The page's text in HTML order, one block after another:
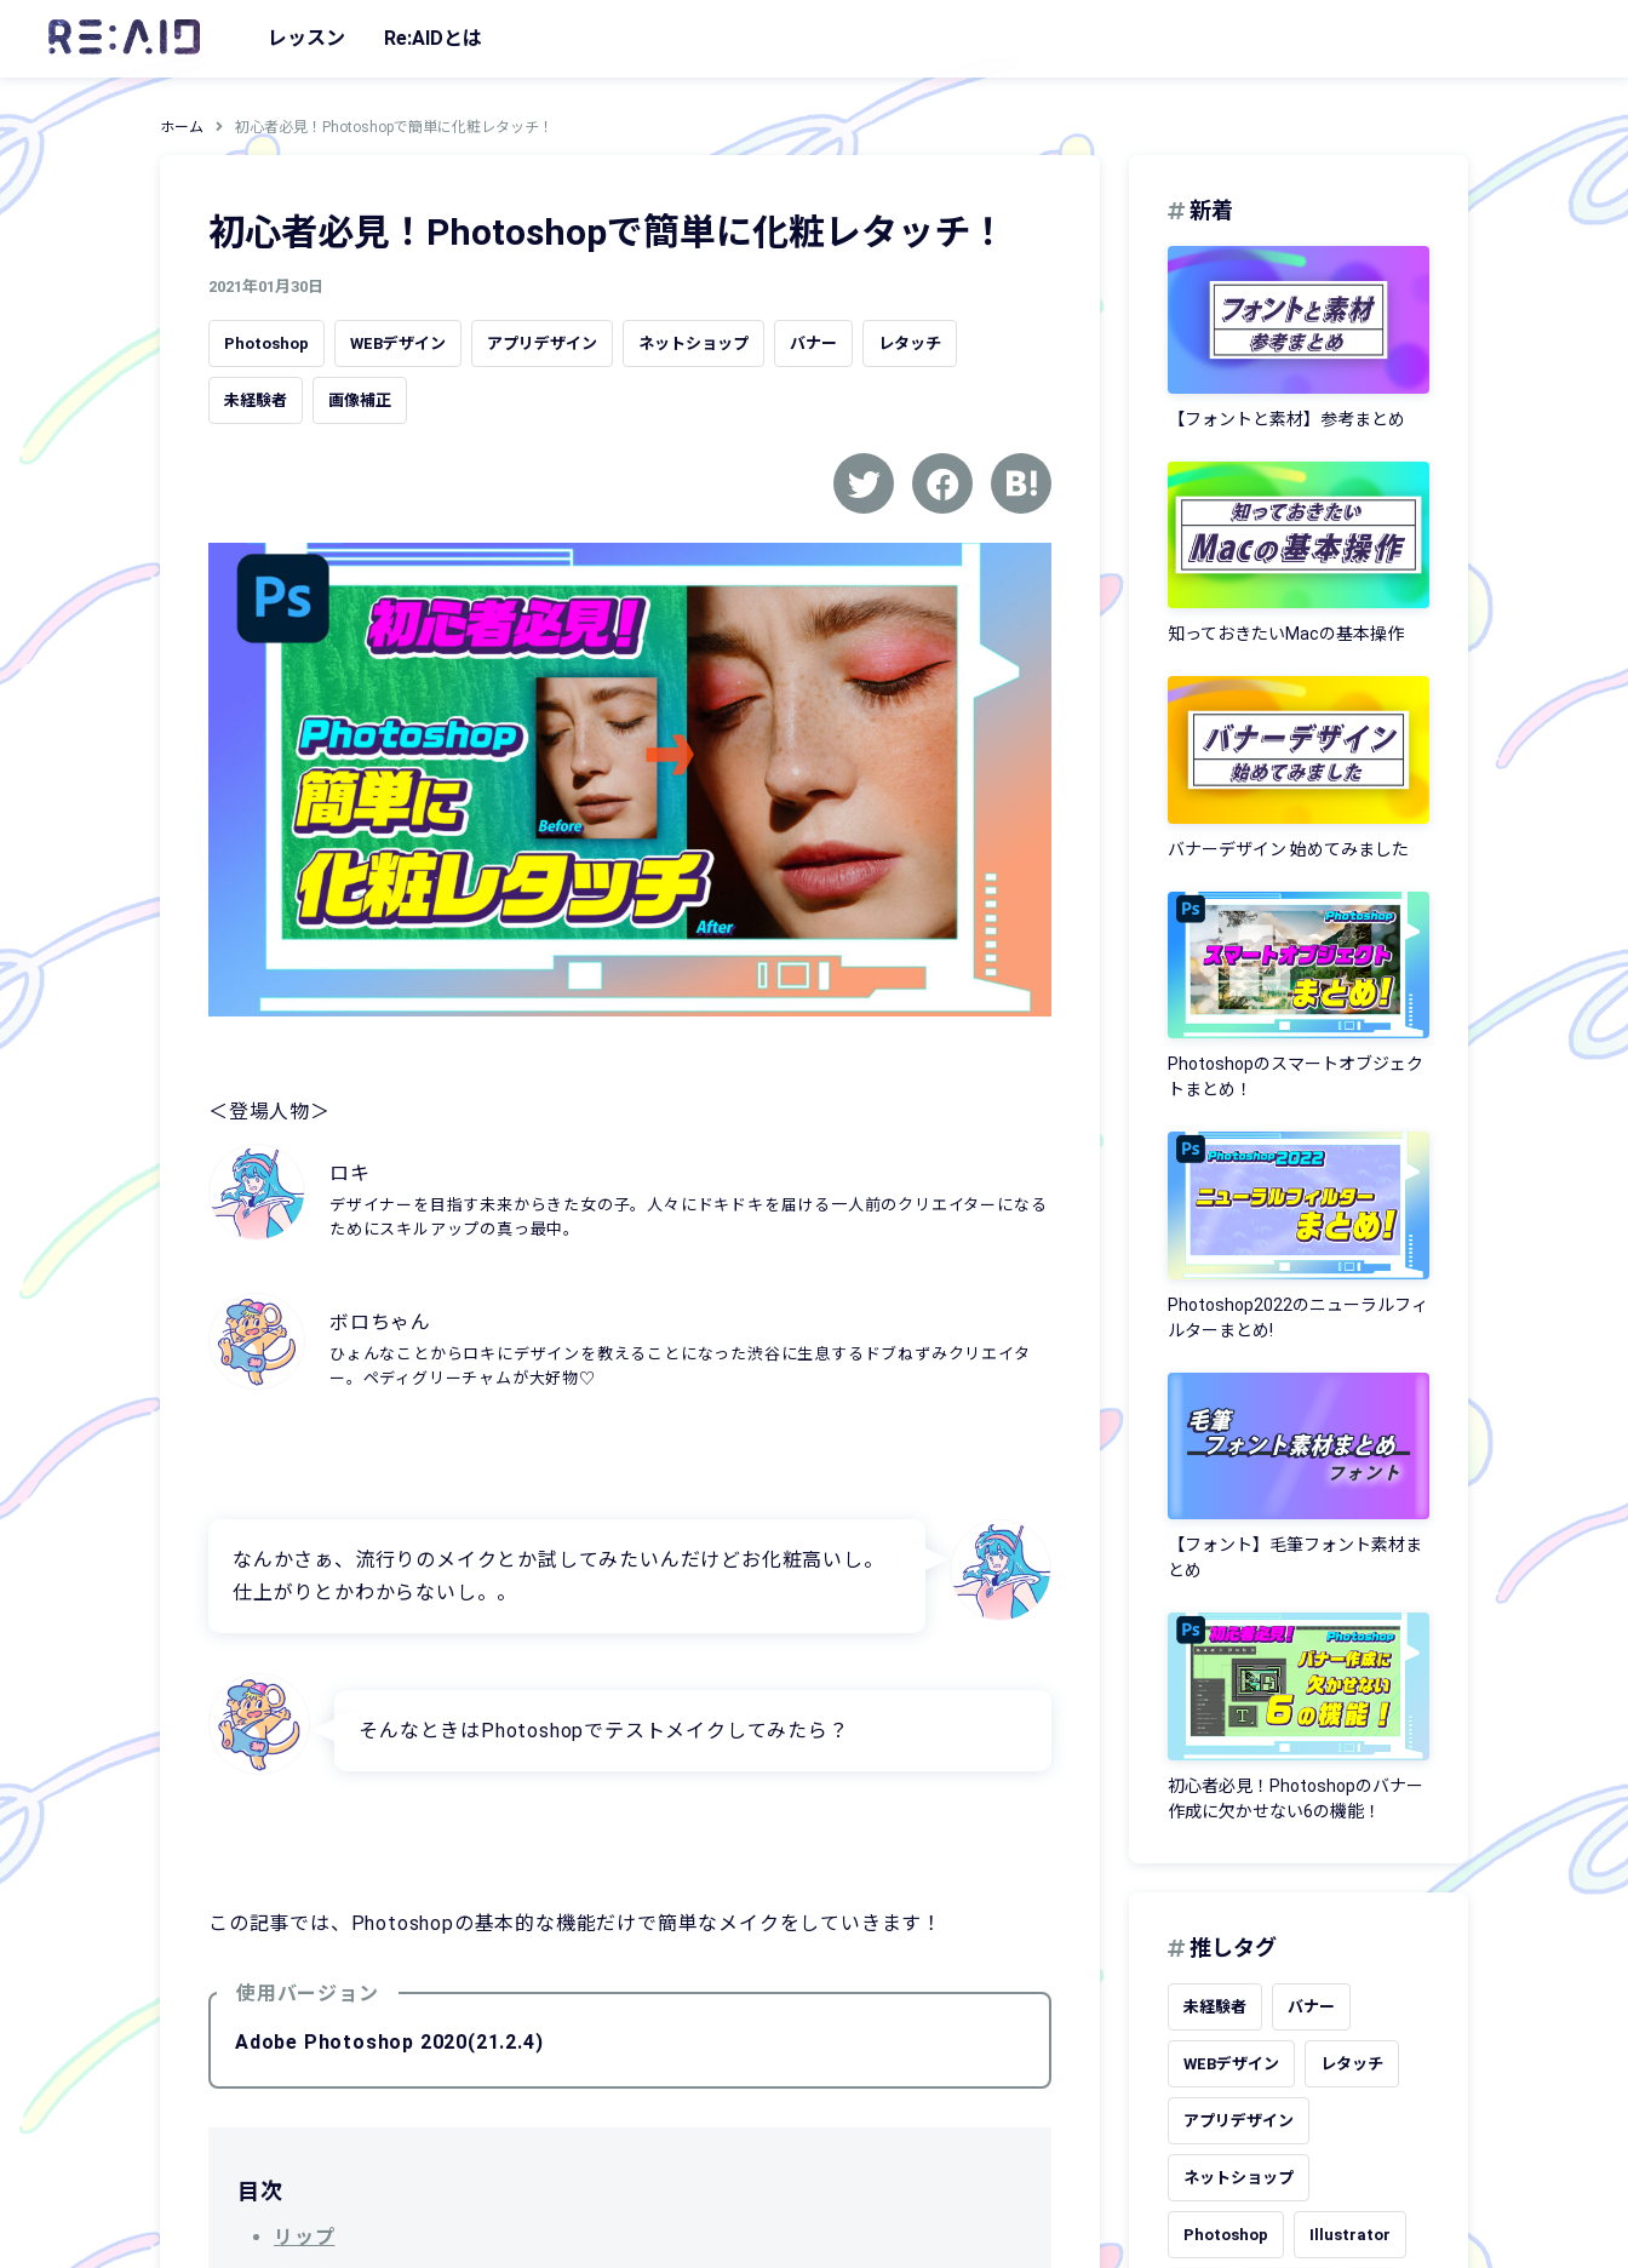
レッスン Re:AIDとは
ホーム 初心者必見！Photoshopで簡単に化粧レタッチ！
初心者必見！Photoshopで簡単に化粧レタッチ！
2021年01月30日
Photoshop WEBデザイン アプリデザイン ネットショップ バナー レタッチ
未経験者 画像補正
＜登場人物＞
ロキ
デザイナーを目指す未来からきた女の子。人々にドキドキを届ける一人前のクリエイターになる
ためにスキルアップの真っ最中。
ボロちゃん
ひょんなことからロキにデザインを教えることになった渋谷に生息するドブねずみクリエイタ
ー。ペディグリーチャムが大好物♡
なんかさぁ、流行りのメイクとか試してみたいんだけどお化粧高いし。
仕上がりとかわからないし。。
そんなときはPhotoshopでテストメイクしてみたら？
この記事では、Photoshopの基本的な機能だけで簡単なメイクをしていきます！
使用バージョン
Adobe Photoshop 2020(21.2.4)
目次
リップ
新着
【フォントと素材】参考まとめ
知っておきたいMacの基本操作
バナーデザイン 始めてみました
Photoshopのスマートオブジェク
トまとめ！
Photoshop2022のニューラルフィ
ルターまとめ!
【フォント】毛筆フォント素材ま
とめ
初心者必見！Photoshopのバナー
作成に欠かせない6の機能！
推しタグ
未経験者 バナー
WEBデザイン レタッチ
アプリデザイン
ネットショップ
Photoshop Illustrator